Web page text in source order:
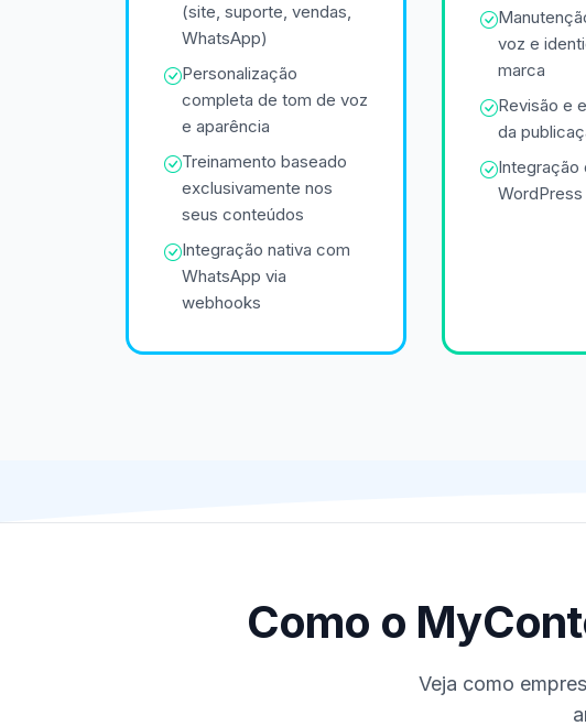
(site, suporte, vendas,
WhatsApp)
Personalização
completa de tom de voz
e aparência
Treinamento baseado
exclusivamente nos
seus conteúdos
Integração nativa com
WhatsApp via
webhooks
voz e
marca
Revisão e
da
Integração
WordPress
Como o
Veja como